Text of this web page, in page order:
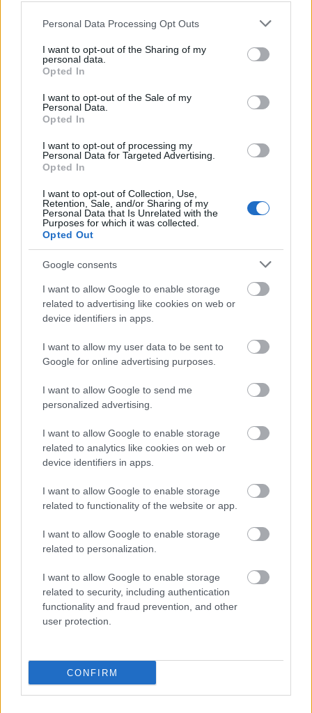
Please note that this website/app uses one or more Google
not limited to your visit or usage behaviour. You may click to
grant or deny consent to Google and its third-party tags to
use your data for below specified purposes in below Google
consent section.
Personal Data Processing Opt Outs
I want to opt-out of the Sharing of my
personal data.
Opted In
I want to opt-out of the Sale of my
Personal Data.
Opted In
I want to opt-out of processing my
Personal Data for Targeted Advertising.
Opted In
I want to opt-out of Collection, Use,
Retention, Sale, and/or Sharing of my
Personal Data that Is Unrelated with the
Purposes for which it was collected.
Opted Out
Google consents
I want to allow Google to enable storage
related to advertising like cookies on web or
device identifiers in apps.
I want to allow my user data to be sent to
Google for online advertising purposes.
I want to allow Google to send me
personalized advertising.
I want to allow Google to enable storage
related to analytics like cookies on web or
device identifiers in apps.
I want to allow Google to enable storage
related to functionality of the website or app.
I want to allow Google to enable storage
related to personalization.
I want to allow Google to enable storage
related to security, including authentication
functionality and fraud prevention, and other
user protection.
CONFIRM
ΑΣΕΠ: Εξ αποστάσεως η πιο Εύκολη
Πιστοποίηση Υπολογιστών σε 2
Μάθε πρώτος όλες τις σημαντικές
Βάλε το proson.gr στα αποτελέσματα
αναζήτησης της Google
Δημοφιλείς Ειδήσεις
ΟΠΕΚΑ: Μηνιαίο επίδομα έως 210
ευρώ - Πώς θα τα πάρετε
Τι σημαίνει η λέξη «σιγαλός»
Προσωπικός Βοηθός: Ανοίγουν οι
αλλάζει στο πρόγραμμα
Σωφρονιστικά καταστήματα: 416
προσλήψεις χωρίς πτυχίο - Πού κάνετε